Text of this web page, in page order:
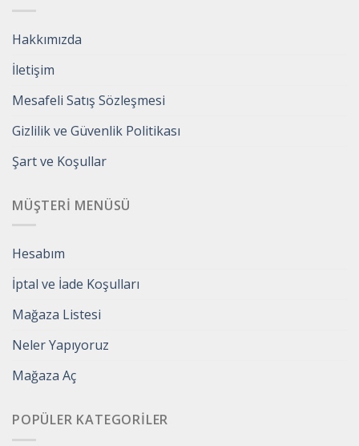
Hakkımızda
İletişim
Mesafeli Satış Sözleşmesi
Gizlilik ve Güvenlik Politikası
Şart ve Koşullar
MÜŞTERI MENÜSÜ
Hesabım
İptal ve İade Koşulları
Mağaza Listesi
Neler Yapıyoruz
Mağaza Aç
POPÜLER KATEGORILER